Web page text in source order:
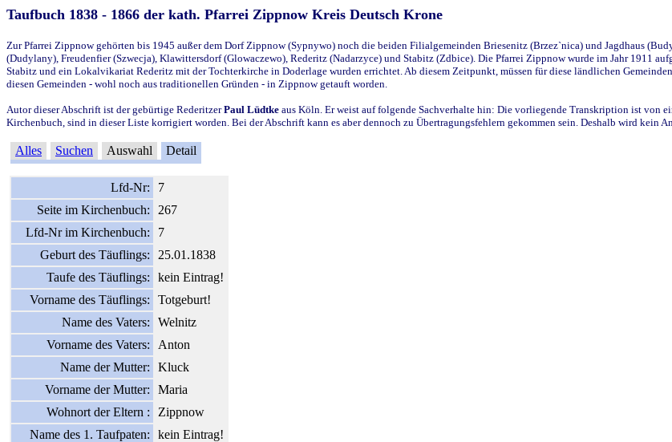
Taufbuch 1838 - 1866 der kath. Pfarrei Zippnow Kreis Deutsch Krone
Zur Pfarrei Zippnow gehörten bis 1945 außer dem Dorf Zippnow (Sypnywo) noch die beiden Filialgemeinden Briesenitz (Brzez`nica) und Jagdhaus
(Dudylany), Freudenfier (Szwecja), Klawittersdorf (Glowaczewo), Rederitz (Nadarzyce) und Stabitz (Zdbice). Die Pfarrei Zippnow wurde im Jahr 1911
Stabitz und ein Lokalvikariat Rederitz mit der Tochterkirche in Doderlage wurden errichtet. Ab diesem Zeitpunkt, müssen für diese ländlichen
diesen Gemeinden - wohl noch aus traditionellen Gründen - in Zippnow getauft worden.
Autor dieser Abschrift ist der gebürtige RederitzerPaul Lüdtke aus Köln. Er weist auf folgende Sachverhalte hin: Die vorliegende Transkription ist von
Kirchenbuch, sind in dieser Liste korrigiert worden. Bei der Abschrift kann es aber dennoch zu Übertragungsfehlern gekommen sein. Deshalb wird kein
Alles Suchen Auswahl Detail
Lfd-Nr:
7
Seite im Kirchenbuch:
267
Lfd-Nr im Kirchenbuch:
7
Geburt des Täuflings:
25.01.1838
Taufe des Täuflings:
kein Eintrag!
Vorname des Täuflings:
Totgeburt!
Name des Vaters:
Welnitz
Vorname des Vaters:
Anton
Name der Mutter:
Kluck
Vorname der Mutter:
Maria
Wohnort der Eltern :
Zippnow
Name des 1. Taufpaten:
kein Eintrag!